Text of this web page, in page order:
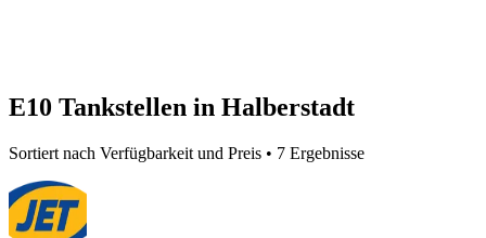
E10 Tankstellen in Halberstadt
Sortiert nach Verfügbarkeit und Preis • 7 Ergebnisse